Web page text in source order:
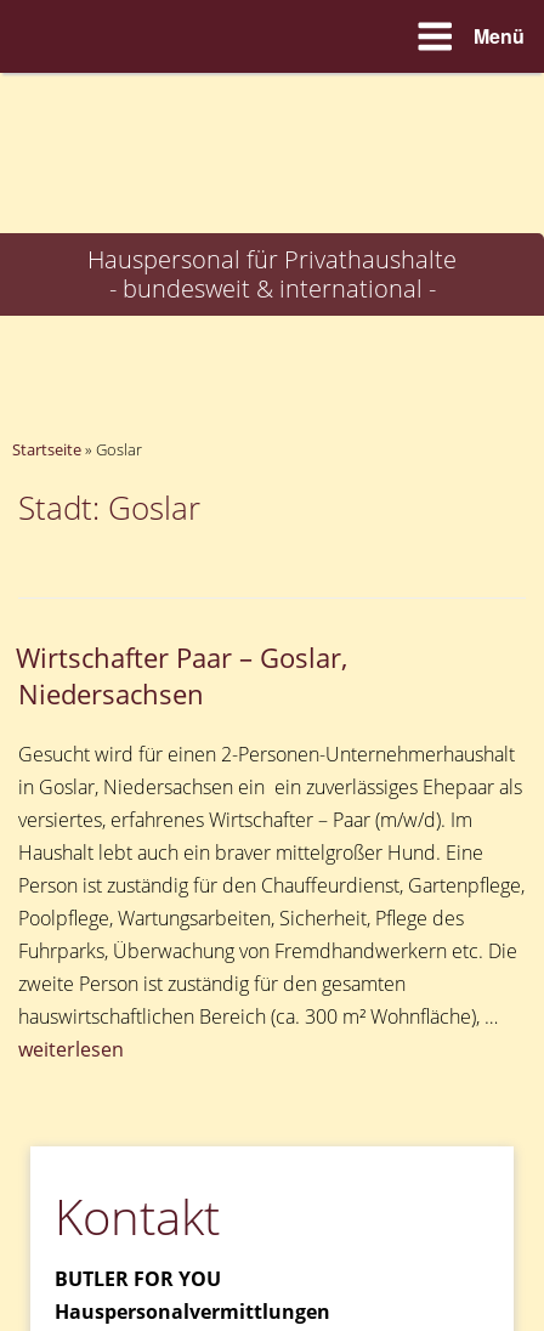
Menü
Hauspersonal für Privathaushalte
- bundesweit & international -
Startseite» Goslar
Stadt: Goslar
Wirtschafter Paar – Goslar,
Niedersachsen
Gesucht wird für einen 2-Personen-Unternehmerhaushalt
in Goslar, Niedersachsen ein ein zuverlässiges Ehepaar als
versiertes, erfahrenes Wirtschafter – Paar (m/w/d). Im
Haushalt lebt auch ein braver mittelgroßer Hund. Eine
Person ist zuständig für den Chauffeurdienst, Gartenpflege,
Poolpflege, Wartungsarbeiten, Sicherheit, Pflege des
Fuhrparks, Überwachung von Fremdhandwerkern etc. Die
zweite Person ist zuständig für den gesamten
hauswirtschaftlichen Bereich (ca. 300 m² Wohnfläche), …
„Wirtschafter
Goslar,
weiterlesen
Kontakt
BUTLER FOR YOU
Hauspersonalvermittlungen